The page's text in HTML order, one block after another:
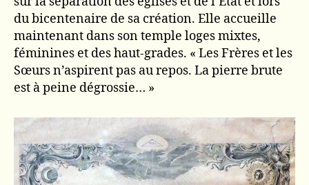
du bicentenaire de sa création. Elle accueille
maintenant dans son temple loges mixtes,
féminines et des haut-grades. « Les Frères et les
Sœurs n’aspirent pas au repos. La pierre brute
est à peine dégrossie… »